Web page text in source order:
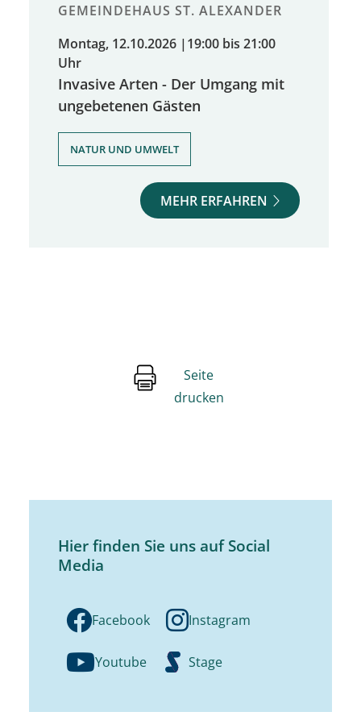
GEMEINDEHAUS ST. ALEXANDER
Montag, 12.10.2026 | 19:00 bis 21:00
Uhr
Invasive Arten - Der Umgang mit
ungebetenen Gästen
NATUR UND UMWELT
MEHR ERFAHREN
Seite
drucken
Hier finden Sie uns auf Social
Media
Facebook Instagram
Youtube Stage